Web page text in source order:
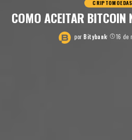
CRIPTOMOEDAS
COMO ACEITAR BITCOIN
por Bitybank 16 de